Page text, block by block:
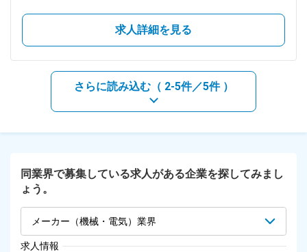
と」「お客様目線で、課題解決方法を考えること」が非常に大
切。 聞き上手な方、相手に親身に寄り添うことができる方で
なるため、単なる御用聞きではなく“提案型営業”としてのスキ
ルが身につきます。 【具体的な仕事の流れ】 ▼訪問 ―― 定期
的にお客様を訪問する他、問い合わせを頂いた企業を訪問し、
ニーズをヒアリング。 その上で、1000社以上ある仕入先の製
作成・受発注業務 ―― 専用システムにデータを入力し、見積書
します。 ▼納品・アフターサポート ―― 消耗品は都度直接届
けるか郵送で対応。 大型機器であればメーカーから納入さ
依頼があった際は営業が担当します。 【提案先は？】 研究や
品質管理を担う組織の多くがお客様。 民間企業だけでなく、
大学や官公庁といった組織とも取引があります。 商談がすぐ
に受注に結び付くわけではなく、担当エリアのお客様を継続的
っかり賞与で還元します。 昨年度は年間で最大6カ月分の支給
実績もあり！ 「成果を正当に評価して欲しい！」という方も
ぜひご応募ください◎
川県横浜市鶴見区鶴見中央3-20-9 鶴見大栄ビル ＜湘南支店＞
神奈川県平塚市宮の前1-13 甲南アセット平塚ビル ＜埼玉支店
＞ 埼玉県さいたま市大宮区土手町1-62-1 ワコーレ大宮ビルII
＜千葉支店＞ 千葉県千葉市中央区新千葉2-7-2 大宗センタービ
ルヂング 205 ＜宇都宮支店＞ 栃木県宇都宮市東宿郷4-2-7 ＜高
崎支店＞ 群馬県高崎市鶴見町1-1 ＜筑波支店＞ 茨城県つくば
煙対策：屋内禁煙（東京支店・官庁大学営業部があるビルのみ
求人詳細を見る
さらに読み込む（ 2-5件／5件 ）
同業界で募集している求人がある企業を探してみまし
ょう。
メーカー（機械・電気）業界
求人情報